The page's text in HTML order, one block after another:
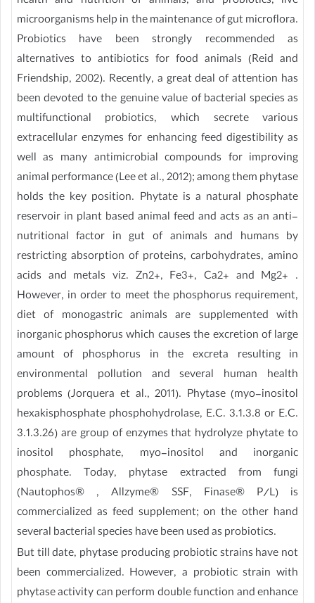
microorganisms help in the maintenance of gut microflora.
Probiotics have been strongly recommended as
alternatives to antibiotics for food animals (Reid and
Friendship, 2002). Recently, a great deal of attention has
been devoted to the genuine value of bacterial species as
multifunctional probiotics, which secrete various
extracellular enzymes for enhancing feed digestibility as
well as many antimicrobial compounds for improving
animal performance (Lee et al., 2012); among them phytase
holds the key position. Phytate is a natural phosphate
reservoir in plant based animal feed and acts as an anti-
nutritional factor in gut of animals and humans by
restricting absorption of proteins, carbohydrates, amino
acids and metals viz. Zn2+, Fe3+, Ca2+ and Mg2+ .
However, in order to meet the phosphorus requirement,
diet of monogastric animals are supplemented with
inorganic phosphorus which causes the excretion of large
amount of phosphorus in the excreta resulting in
environmental pollution and several human health
problems (Jorquera et al., 2011). Phytase (myo-inositol
hexakisphosphate phosphohydrolase, E.C. 3.1.3.8 or E.C.
3.1.3.26) are group of enzymes that hydrolyze phytate to
inositol phosphate, myo-inositol and inorganic
phosphate. Today, phytase extracted from fungi
(Nautophos® , Allzyme® SSF, Finase® P/L) is
commercialized as feed supplement; on the other hand
several bacterial species have been used as probiotics.
But till date, phytase producing probiotic strains have not
been commercialized. However, a probiotic strain with
phytase activity can perform double function and enhance